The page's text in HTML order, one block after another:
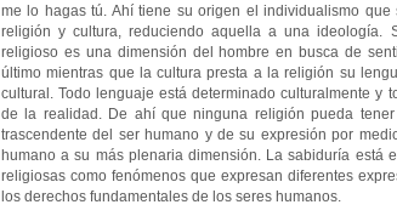
me lo hagas tú. Ahí tiene su origen el individualismo
religión y cultura, reduciendo aquella a una ideología.
religioso es una dimensión del hombre en busca de
último mientras que la cultura presta a la religión su
cultural. Todo lenguaje está determinado culturalmente y
de la realidad. De ahí que ninguna religión pueda
trascendente del ser humano y de su expresión por
humano a su más plenaria dimensión. La sabiduría está
religiosas como fenómenos que expresan diferentes
los derechos fundamentales de los seres humanos.